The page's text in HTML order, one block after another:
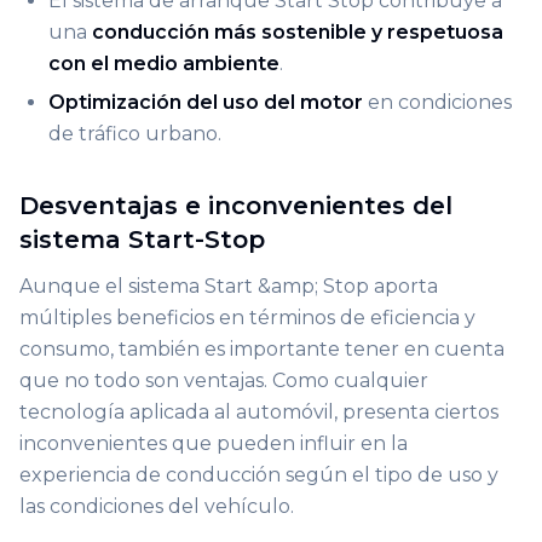
una conducción más sostenible y respetuosa
con el medio ambiente.
Optimización del uso del motor en condiciones
de tráfico urbano.
Desventajas e inconvenientes del
sistema Start-Stop
Aunque el sistema Start &amp; Stop aporta
múltiples beneficios en términos de eficiencia y
consumo, también es importante tener en cuenta
que no todo son ventajas. Como cualquier
tecnología aplicada al automóvil, presenta ciertos
inconvenientes que pueden influir en la
experiencia de conducción según el tipo de uso y
las condiciones del vehículo.